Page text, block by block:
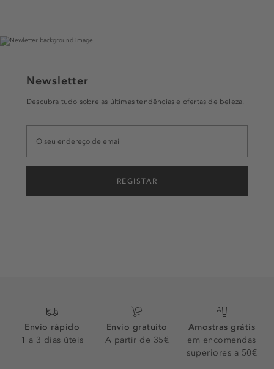
Newsletter
Descubra tudo sobre as últimas tendências e ofertas de beleza.
REGISTAR
Envio rápido
1 a 3 dias úteis
Envio gratuito
A partir de 35€
Amostras grátis
em encomendas
superiores a 50€